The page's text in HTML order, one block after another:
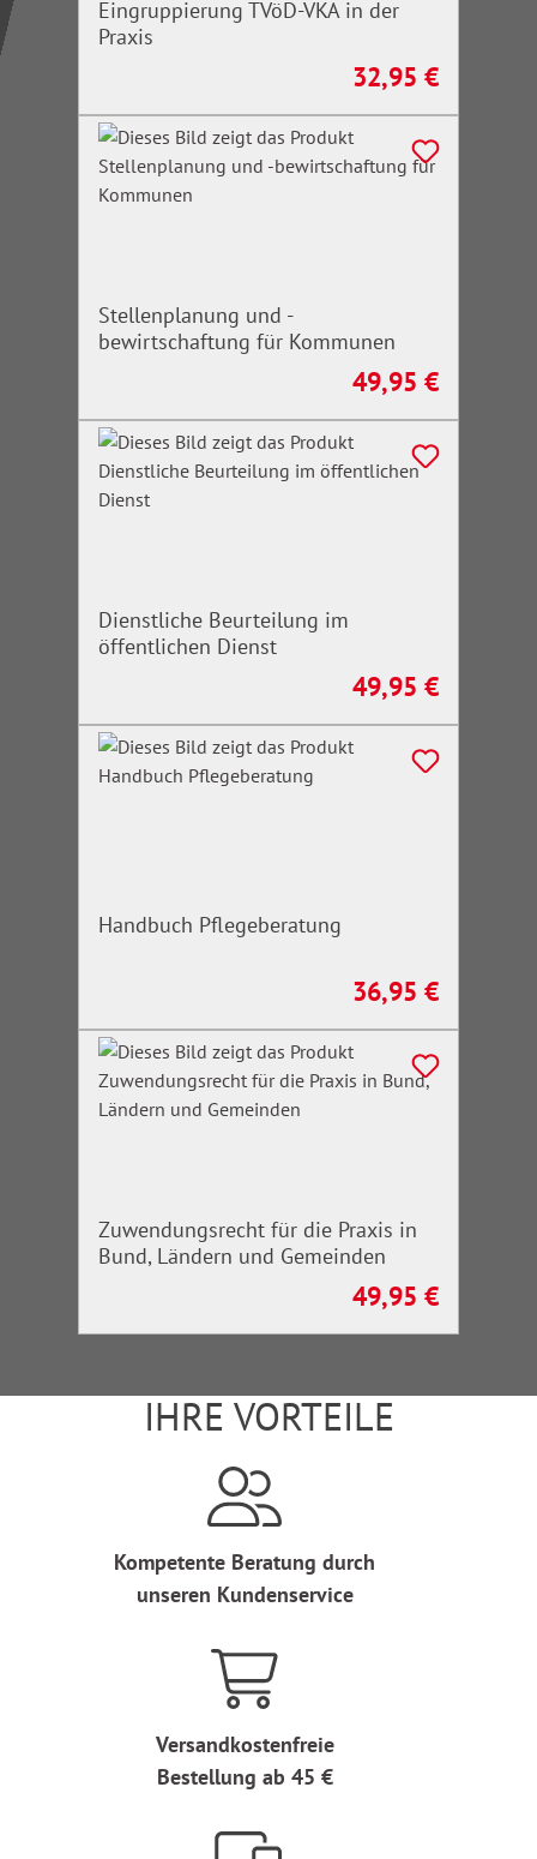
Eingruppierung TVöD-VKA in der
Praxis
Regulärer Preis:
32,95 €
Stellenplanung und -
bewirtschaftung für Kommunen
Regulärer Preis:
49,95 €
Dienstliche Beurteilung im
öffentlichen Dienst
Regulärer Preis:
49,95 €
Handbuch Pflegeberatung
Regulärer Preis:
36,95 €
Zuwendungsrecht für die Praxis in
Bund, Ländern und Gemeinden
Regulärer Preis:
49,95 €
IHRE VORTEILE
Kompetente Beratung durch
unseren Kundenservice
Versandkostenfreie
Bestellung ab 45 €